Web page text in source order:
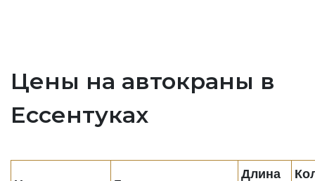
Цены на автокраны в
Ессентуках
Длина